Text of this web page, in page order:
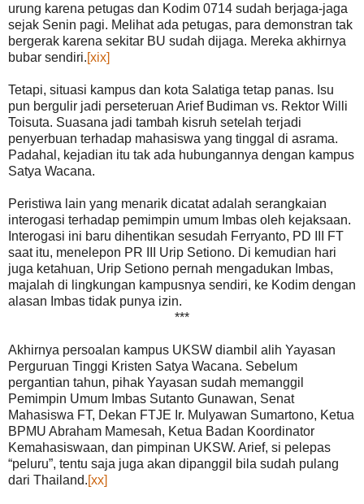
urung karena petugas dan Kodim 0714 sudah berjaga-jaga
sejak Senin pagi. Melihat ada petugas, para demonstran tak
bergerak karena sekitar BU sudah dijaga. Mereka akhirnya
bubar sendiri.[xix]
Tetapi, situasi kampus dan kota Salatiga tetap panas. Isu
pun bergulir jadi perseteruan Arief Budiman vs. Rektor Willi
Toisuta. Suasana jadi tambah kisruh setelah terjadi
penyerbuan terhadap mahasiswa yang tinggal di asrama.
Padahal, kejadian itu tak ada hubungannya dengan kampus
Satya Wacana.
Peristiwa lain yang menarik dicatat adalah serangkaian
interogasi terhadap pemimpin umum Imbas oleh kejaksaan.
Interogasi ini baru dihentikan sesudah Ferryanto, PD III FT
saat itu, menelepon PR III Urip Setiono. Di kemudian hari
juga ketahuan, Urip Setiono pernah mengadukan Imbas,
majalah di lingkungan kampusnya sendiri, ke Kodim dengan
alasan Imbas tidak punya izin.
***
Akhirnya persoalan kampus UKSW diambil alih Yayasan
Perguruan Tinggi Kristen Satya Wacana. Sebelum
pergantian tahun, pihak Yayasan sudah memanggil
Pemimpin Umum Imbas Sutanto Gunawan, Senat
Mahasiswa FT, Dekan FTJE Ir. Mulyawan Sumartono, Ketua
BPMU Abraham Mamesah, Ketua Badan Koordinator
Kemahasiswaan, dan pimpinan UKSW. Arief, si pelepas
“peluru”, tentu saja juga akan dipanggil bila sudah pulang
dari Thailand.[xx]